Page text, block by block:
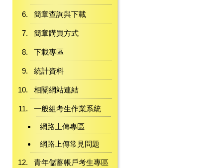
簡章查詢與下載
簡章購買方式
下載專區
統計資料
相關網站連結
一般組考生作業系統
網路上傳專區
網路上傳常見問題
青年儲蓄帳戶考生專區